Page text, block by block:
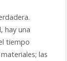
hay una
tiempo
las